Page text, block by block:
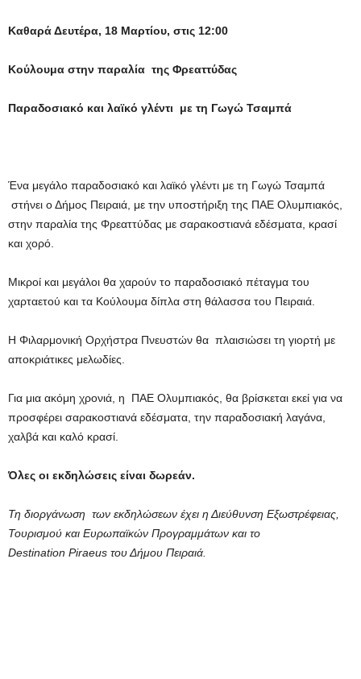
Καθαρά Δευτέρα, 18 Μαρτίου, στις 12:00
Κούλουμα στην παραλία της Φρεαττύδας
Παραδοσιακό και λαϊκό γλέντι με τη Γωγώ Τσαμπά
Ένα μεγάλο παραδοσιακό και λαϊκό γλέντι με τη Γωγώ Τσαμπά
στήνει ο Δήμος Πειραιά, με την υποστήριξη της ΠΑΕ Ολυμπιακός,
στην παραλία της Φρεαττύδας με σαρακοστιανά εδέσματα, κρασί
και χορό.
Μικροί και μεγάλοι θα χαρούν το παραδοσιακό πέταγμα του
χαρταετού και τα Κούλουμα δίπλα στη θάλασσα του Πειραιά.
Η Φιλαρμονική Ορχήστρα Πνευστών θα πλαισιώσει τη γιορτή με
αποκριάτικες μελωδίες.
Για μια ακόμη χρονιά, η ΠΑΕ Ολυμπιακός, θα βρίσκεται εκεί για να
προσφέρει σαρακοστιανά εδέσματα, την παραδοσιακή λαγάνα,
χαλβά και καλό κρασί.
Όλες οι εκδηλώσεις είναι δωρεάν.
Τη διοργάνωση των εκδηλώσεων έχει η Διεύθυνση Εξωστρέφειας,
Τουρισμού και Ευρωπαϊκών Προγραμμάτων και το
Destination Piraeus του Δήμου Πειραιά.